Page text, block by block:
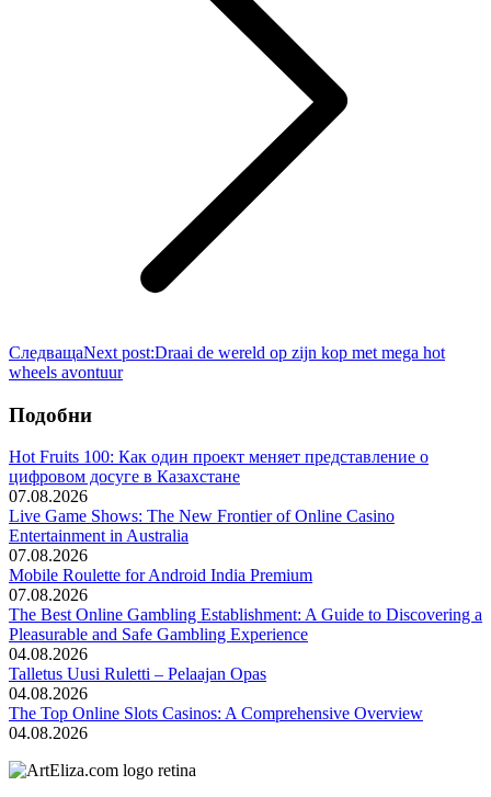
СледващаNext post:Draai de wereld op zijn kop met mega hot
wheels avontuur
Подобни
Hot Fruits 100: Как один проект меняет представление о
цифровом досуге в Казахстане
07.08.2026
Live Game Shows: The New Frontier of Online Casino
Entertainment in Australia
07.08.2026
Mobile Roulette for Android India Premium
07.08.2026
The Best Online Gambling Establishment: A Guide to Discovering a
Pleasurable and Safe Gambling Experience
04.08.2026
Talletus Uusi Ruletti – Pelaajan Opas
04.08.2026
The Top Online Slots Casinos: A Comprehensive Overview
04.08.2026